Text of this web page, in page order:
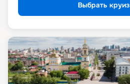
Выбрать круиз